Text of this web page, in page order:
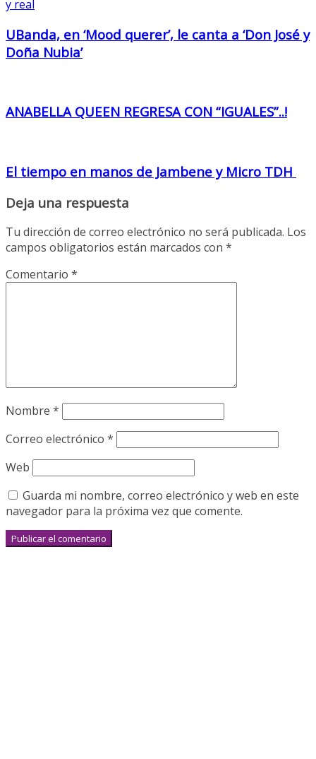
UBanda, en ‘Mood querer’, le canta a ‘Don José y
Doña Nubia’
ANABELLA QUEEN REGRESA CON “IGUALES”..!
El tiempo en manos de Jambene y Micro TDH
Deja una respuesta
Tu dirección de correo electrónico no será publicada. Los
campos obligatorios están marcados con *
Comentario *
Nombre *
Correo electrónico *
Web
Guarda mi nombre, correo electrónico y web en este
navegador para la próxima vez que comente.